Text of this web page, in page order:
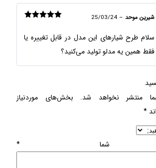
شیرین موحد –
25/03/24
سلام طرح شیارهای این مدل در قابل تغییره یا
فقط همین یه مدلو تولید می‌کنید؟
منتشر نخواهد شد.
بخش‌های موردنیاز
*
شما *